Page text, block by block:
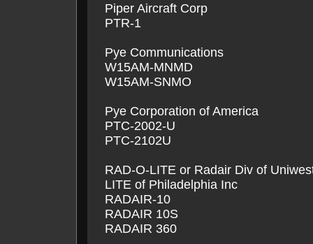
Piper Aircraft Corp
PTR-1
Pye Communications
W15AM-MNMD
W15AM-SNMO
Pye Corporation of America
PTC-2002-U
PTC-2102U
RAD-O-LITE or Radair Div of
LITE of Philadelphia Inc
RADAIR-10
RADAIR 10S
RADAIR 360